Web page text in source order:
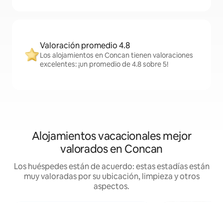
Valoración promedio 4.8
Los alojamientos en Concan tienen valoraciones
excelentes: ¡un promedio de 4.8 sobre 5!
Alojamientos vacacionales mejor
valorados en Concan
Los huéspedes están de acuerdo: estas estadías están
muy valoradas por su ubicación, limpieza y otros
aspectos.